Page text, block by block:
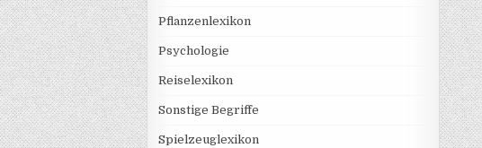
Pflanzenlexikon
Psychologie
Reiselexikon
Sonstige Begriffe
Spielzeuglexikon